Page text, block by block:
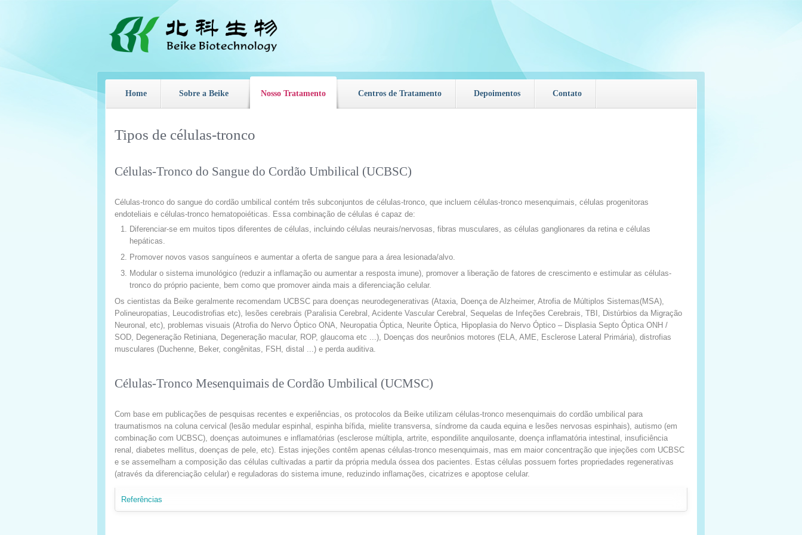
Home Sobre a Beike Nosso Tratamento Centros de Tratamento Depoimentos Contato
Tipos de células-tronco
Células-Tronco do Sangue do Cordão Umbilical (UCBSC)
Células-tronco do sangue do cordão umbilical contém três subconjuntos de células-tronco, que incluem células-tronco mesenquimais, células progenitoras
endoteliais e células-tronco hematopoiéticas. Essa combinação de células é capaz de:
Diferenciar-se em muitos tipos diferentes de células, incluindo células neurais/nervosas, fibras musculares, as células ganglionares da retina e células
hepáticas.
Promover novos vasos sanguíneos e aumentar a oferta de sangue para a área lesionada/alvo.
Modular o sistema imunológico (reduzir a inflamação ou aumentar a resposta imune), promover a liberação de fatores de crescimento e estimular as células-
tronco do próprio paciente, bem como que promover ainda mais a diferenciação celular.
Os cientistas da Beike geralmente recomendam UCBSC para doenças neurodegenerativas (Ataxia, Doença de Alzheimer, Atrofia de Múltiplos Sistemas(MSA),
Polineuropatias, Leucodistrofias etc), lesões cerebrais (Paralisia Cerebral, Acidente Vascular Cerebral, Sequelas de Infeções Cerebrais, TBI, Distúrbios da Migração
Neuronal, etc), problemas visuais (Atrofia do Nervo Óptico ONA, Neuropatia Óptica, Neurite Óptica, Hipoplasia do Nervo Óptico – Displasia Septo Óptica ONH /
SOD, Degeneração Retiniana, Degeneração macular, ROP, glaucoma etc ...), Doenças dos neurônios motores (ELA, AME, Esclerose Lateral Primária), distrofias
musculares (Duchenne, Beker, congênitas, FSH, distal ...) e perda auditiva.
Células-Tronco Mesenquimais de Cordão Umbilical (UCMSC)
Com base em publicações de pesquisas recentes e experiências, os protocolos da Beike utilizam células-tronco mesenquimais do cordão umbilical para
traumatismos na coluna cervical (lesão medular espinhal, espinha bífida, mielite transversa, síndrome da cauda equina e lesões nervosas espinhais), autismo (em
combinação com UCBSC), doenças autoimunes e inflamatórias (esclerose múltipla, artrite, espondilite anquilosante, doença inflamatória intestinal, insuficiência
renal, diabetes mellitus, doenças de pele, etc). Estas injeções contêm apenas células-tronco mesenquimais, mas em maior concentração que injeções com UCBSC
e se assemelham a composição das células cultivadas a partir da própria medula óssea dos pacientes. Estas células possuem fortes propriedades regenerativas
(através da diferenciação celular) e reguladoras do sistema imune, reduzindo inflamações, cicatrizes e apoptose celular.
Referências